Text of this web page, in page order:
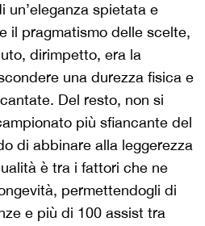
spietata e
il pragmatismo delle scelte,
dirimpetto, era la
una durezza fisica e
Del resto, non si
più sfiancante del
di abbinare alla leggerezza
è tra i fattori che ne
permettendogli di
e più di 100 assist tra